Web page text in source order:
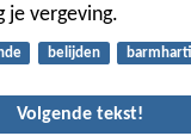
je vergeving.
belijden
Volgende tekst!